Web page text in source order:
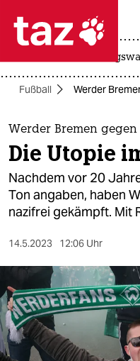
 taz
taz
themen
politik
öko
gesellschaft
sport
berlin
nord
Fußball Werder
Werder Bremen gegen
Die Utopie
Nachdem vor 20
Ton angaben, haben
nazifrei gekämpft. Mit
14.5.2023 12:06 Uhr